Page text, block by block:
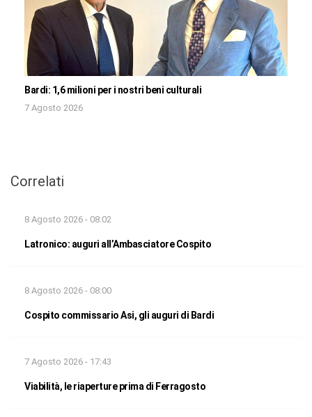
Bardi: 1,6 milioni per i nostri beni culturali
7 Agosto 2026
Correlati
8 Agosto 2026 - 08:02
Latronico: auguri all’Ambasciatore Cospito
8 Agosto 2026 - 08:00
Cospito commissario Asi, gli auguri di Bardi
7 Agosto 2026 - 17:43
Viabilità, le riaperture prima di Ferragosto